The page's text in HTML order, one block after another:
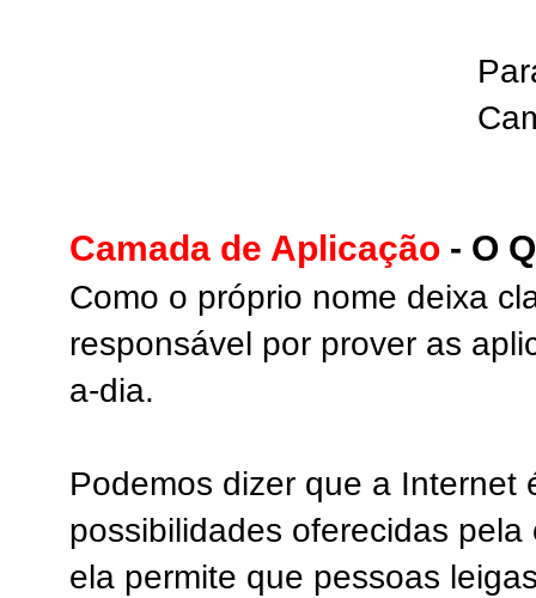
Camada de Aplicação - O
Como o próprio nome deixa
responsável por prover as
a-dia.
Podemos dizer que a Internet
possibilidades oferecidas
ela permite que pessoas